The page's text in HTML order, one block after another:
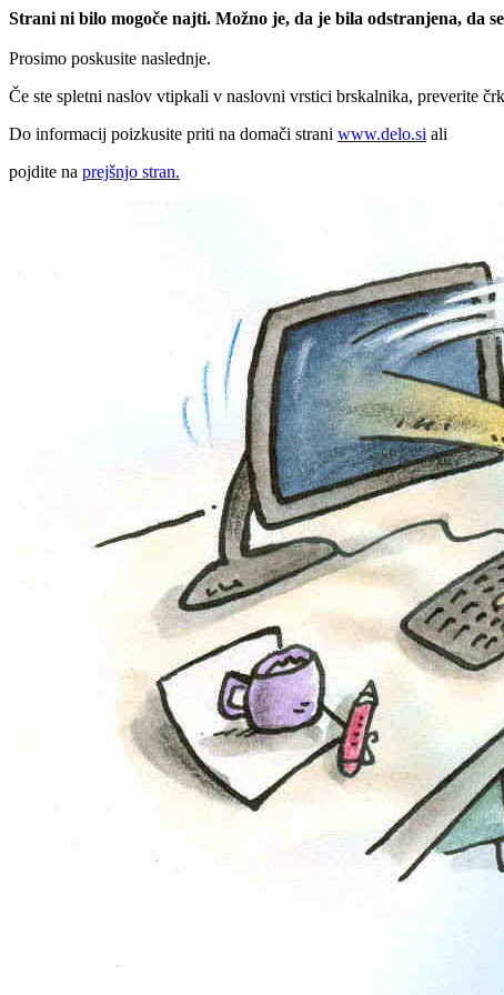
Strani ni bilo mogoče najti. Možno je, da je bila odstranjena, da
Prosimo poskusite naslednje.
Če ste spletni naslov vtipkali v naslovni vrstici brskalnika, preverite
Do informacij poizkusite priti na domači strani www.delo.si ali
pojdite na prejšnjo stran.